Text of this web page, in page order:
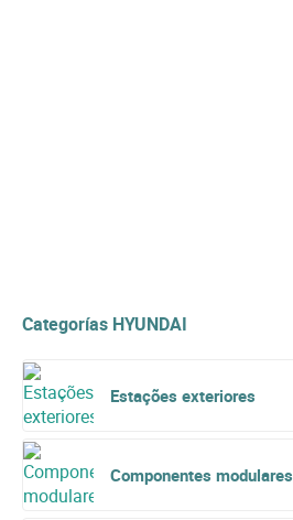
Categorías HYUNDAI
Estações exteriores
Componentes modulares